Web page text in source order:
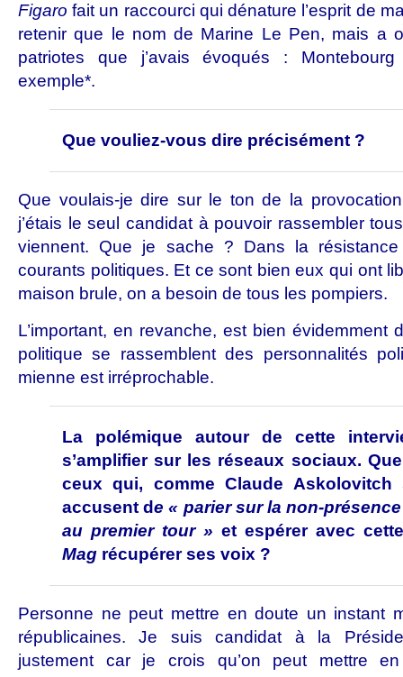
Figaro fait un raccourci qui dénature l’esprit de
retenir que le nom de Marine Le Pen, mais a
patriotes que j’avais évoqués :
exemple*.
Que vouliez-vous dire précisément ?
Que voulais-je dire sur le ton de la
j’étais le seul candidat à pouvoir rassembler
viennent. Que je sache ? Dans la
courants politiques. Et ce sont bien eux qui ont
maison brule, on a besoin de tous les pompiers.
L’important, en revanche, est bien évidemment
politique se rassemblent des personnalités
mienne est irréprochable.
La polémique autour de cette
s’amplifier sur les réseaux sociaux.
ceux qui, comme Claude Askolovitch
accusent de « parier sur la non-
au premier tour » et espérer avec
Mag récupérer ses voix ?
Personne ne peut mettre en doute un instant
républicaines. Je suis candidat à la
justement car je crois qu’on peut mettre